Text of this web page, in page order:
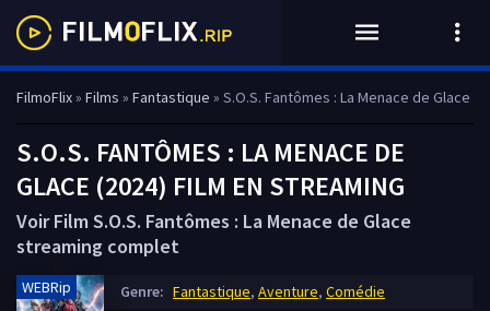
FilmoFlix» Films » Fantastique » S.O.S. Fantômes : La Menace de Glace
S.O.S. FANTÔMES : LA MENACE DE
GLACE (2024) FILM EN STREAMING
Voir Film S.O.S. Fantômes : La Menace de Glace
streaming complet
WEBRip Genre: Fantastique, Aventure, Comédie